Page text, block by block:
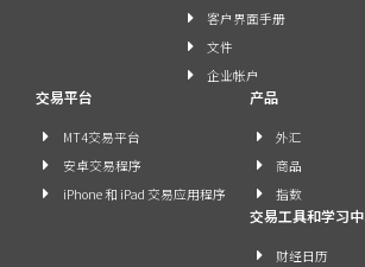
客户界面手册
文件
企业帐户
交易平台
MT4交易平台
安卓交易程序
iPhone 和 iPad 交易应用程序
产品
外汇
商品
指数
交易工具和学习
财经日历